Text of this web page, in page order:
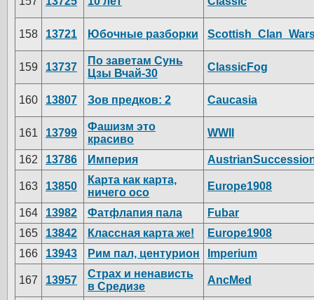
158 13721 Юбочные разборки
159 13737
По заветам Сунь
Цзы Вчай-30
ClassicFog
160 13807 Зов предков: 2 Caucasia
161 13799
Фашизм это
красиво
WWII
162 13786 Империя
163 13850
Карта как карта,
ничего осо
Europe1908
164 13982 Фатфлапия пала
Fubar
165
13842 Классная карта же!
Europe1908
166
13943 Рим пал, центурион Imperium
167 13957
Страх и ненависть
в Средизе
AncMed